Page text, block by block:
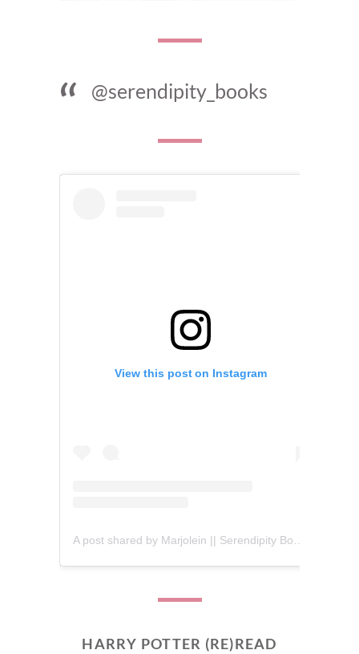
@serendipity_books
View this post on Instagram
HARRY POTTER (RE)READ